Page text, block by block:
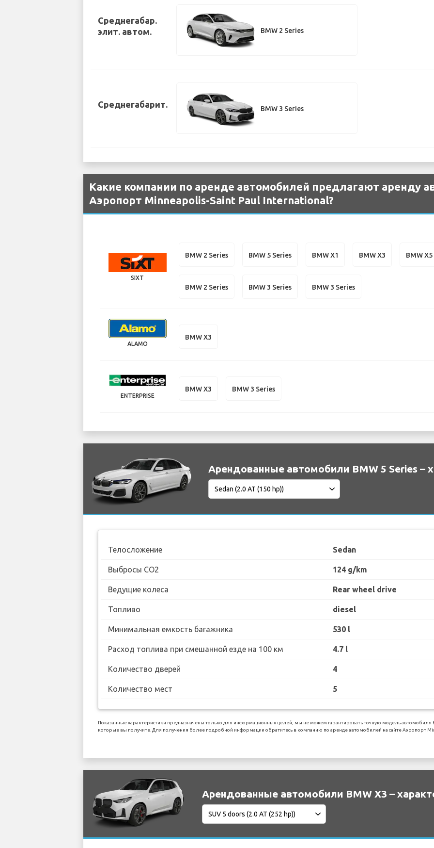
Среднегабар.
элит. автом.
BMW 2 Series
Среднегабарит. BMW 3 Series
Какие компании по аренде автомобилей предлагают аренду
Аэропорт Minneapolis-Saint Paul International?
SIXT
BMW 2 Series BMW 5 Series BMW X1 BMW X3 BMW X5
BMW 2 Series BMW 3 Series BMW 3 Series
ALAMO
BMW X3
ENTERPRISE
BMW X3 BMW 3 Series
Арендованные автомобили BMW 5 Series –
Телосложение Sedan
Выбросы CO2 124 g/km
Ведущие колеса Rear wheel drive
Топливо diesel
Минимальная емкость багажника 530 l
Расход топлива при смешанной езде на 100 км 4.7 l
Количество дверей 4
Количество мест 5
Показанные характеристики предназначены только для информационных целей, мы не можем гарантировать точную модель автомобиля
которые вы получите. Для получения более подробной информации обратитесь в компанию по аренде автомобилей на сайте Аэропорт
Арендованные автомобили BMW X3 –